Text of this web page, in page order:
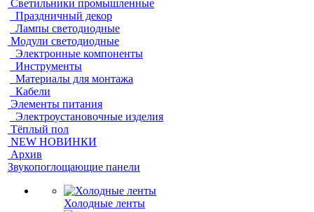
Светильники промышленные
Праздничный декор
Лампы светодиодные
Модули светодиодные
Электронные компоненты
Инструменты
Материалы для монтажа
Кабели
Элементы питания
Электроустановочные изделия
Тёплый пол
NEW НОВИНКИ
Архив
Звукопоглощающие панели
Холодные ленты